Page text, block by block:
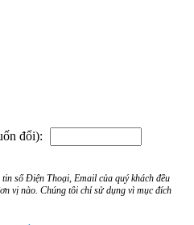
đổi):
số Điện Thoại, Email của quý khách đều
vị nào. Chúng tôi chỉ sử dụng vì mục đích